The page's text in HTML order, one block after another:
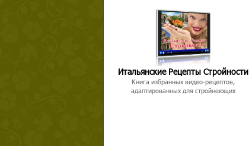
Итальянские Рецепты Стройности
Книга избранных видео-рецептов,
адаптированных для стройнеющих